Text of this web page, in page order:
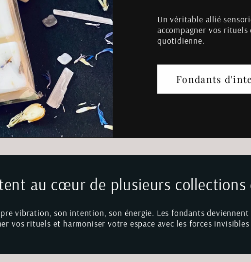
Un véritable allié
accompagner vos
quotidienne.
Fondants
au cœur de plusieurs
vibration, son intention, son énergie. Les fondants
vos rituels et harmoniser votre espace avec les forces